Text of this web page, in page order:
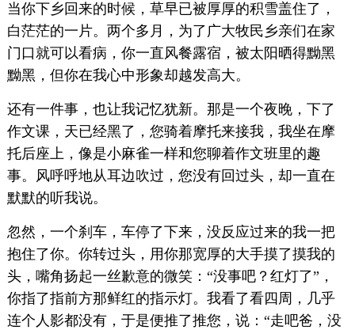
当你下乡回来的时候，草早已被厚厚的积雪盖住了，
白茫茫的一片。两个多月，为了广大牧民乡亲们在家
门口就可以看病，你一直风餐露宿，被太阳晒得黝黑
黝黑，但你在我心中形象却越发高大。
还有一件事，也让我记忆犹新。那是一个夜晚，下了
作文课，天已经黑了，您骑着摩托来接我，我坐在摩
托后座上，像是小麻雀一样和您聊着作文班里的趣
事。风呼呼地从耳边吹过，您没有回过头，却一直在
默默的听我说。
忽然，一个刹车，车停了下来，没反应过来的我一把
抱住了你。你转过头，用你那宽厚的大手摸了摸我的
头，嘴角扬起一丝歉意的微笑：“没事吧？红灯了”，
你指了指前方那鲜红的指示灯。我看了看四周，几乎
连个人影都没有，于是便推了推您，说：“走吧爸，没